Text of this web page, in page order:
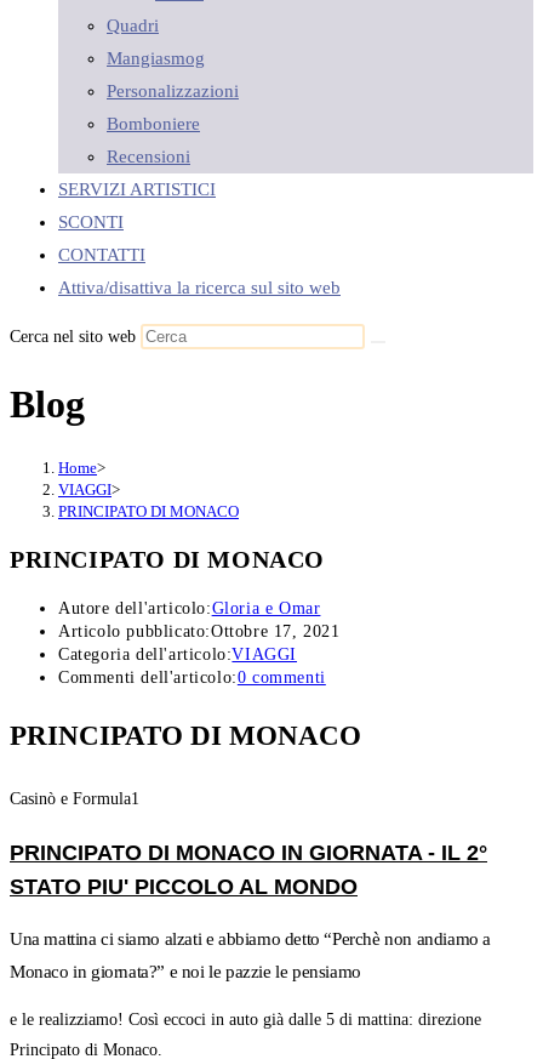
Quadri
Mangiasmog
Personalizzazioni
Bomboniere
Recensioni
SERVIZI ARTISTICI
SCONTI
CONTATTI
Attiva/disattiva la ricerca sul sito web
Cerca nel sito web
Blog
Home>
VIAGGI>
PRINCIPATO DI MONACO
PRINCIPATO DI MONACO
Autore dell'articolo:Gloria e Omar
Articolo pubblicato:Ottobre 17, 2021
Categoria dell'articolo:VIAGGI
Commenti dell'articolo:0 commenti
PRINCIPATO DI MONACO
Casinò e Formula1
PRINCIPATO DI MONACO IN GIORNATA - IL 2°
STATO PIU' PICCOLO AL MONDO
Una mattina ci siamo alzati e abbiamo detto “Perchè non andiamo a
Monaco in giornata?” e noi le pazzie le pensiamo
e le realizziamo! Così eccoci in auto già dalle 5 di mattina: direzione
Principato di Monaco.